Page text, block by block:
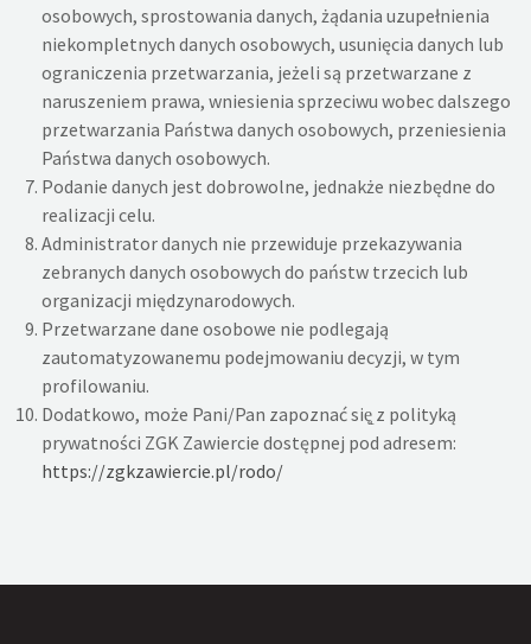
osobowych, sprostowania danych, żądania uzupełnienia
niekompletnych danych osobowych, usunięcia danych lub
ograniczenia przetwarzania, jeżeli są przetwarzane z
naruszeniem prawa, wniesienia sprzeciwu wobec dalszego
przetwarzania Państwa danych osobowych, przeniesienia
Państwa danych osobowych.
Podanie danych jest dobrowolne, jednakże niezbędne do
realizacji celu.
Administrator danych nie przewiduje przekazywania
zebranych danych osobowych do państw trzecich lub
organizacji międzynarodowych.
Przetwarzane dane osobowe nie podlegają
zautomatyzowanemu podejmowaniu decyzji, w tym
profilowaniu.
Dodatkowo, może Pani/Pan zapoznać się̨ z polityką
prywatności ZGK Zawiercie dostępnej pod adresem:
https://zgkzawiercie.pl/rodo/